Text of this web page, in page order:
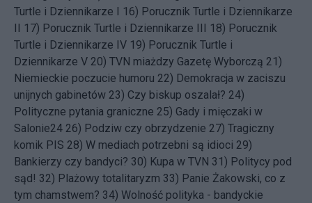
Turtle i Dziennikarze I
16) Porucznik Turtle i Dziennikarze
17) Porucznik Turtle i Dziennikarze III 18) Porucznik
Turtle i Dziennikarze IV 19) Porucznik Turtle i
Dziennikarze V 20) TVN miażdzy Gazetę Wyborczą 21)
Niemieckie poczucie humoru 22) Demokracja w zaciszu
unijnych gabinetów 23) Czy biskup oszalał? 24)
Polityczne pytania graniczne 25) Gady i mięczaki w
Salonie24 26) Podziw czy obrzydzenie 27) Tragiczny
komik PIS 28) W mediach potrzebni są idioci 29)
Bankierzy czy bandyci? 30) Kupa w TVN 31) Politycy pod
sąd! 32) Plażowy totalitaryzm 33) Panie Żakowski, co z
tym chamstwem? 34) Wolność polityka - bandyckie